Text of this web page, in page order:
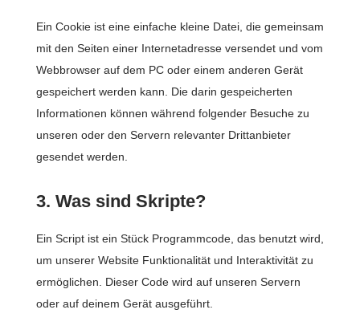
Ein Cookie ist eine einfache kleine Datei, die gemeinsam
mit den Seiten einer Internetadresse versendet und vom
Webbrowser auf dem PC oder einem anderen Gerät
gespeichert werden kann. Die darin gespeicherten
Informationen können während folgender Besuche zu
unseren oder den Servern relevanter Drittanbieter
gesendet werden.
3. Was sind Skripte?
Ein Script ist ein Stück Programmcode, das benutzt wird,
um unserer Website Funktionalität und Interaktivität zu
ermöglichen. Dieser Code wird auf unseren Servern
oder auf deinem Gerät ausgeführt.